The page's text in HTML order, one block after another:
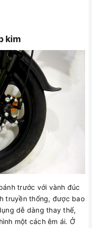
kim
trước với vành đúc
truyền thống, được bao
dễ dàng thay thế,
một cách êm ái. Ở